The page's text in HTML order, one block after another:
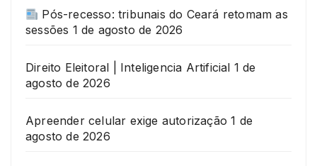
Pós-recesso: tribunais do Ceará retomam as
sessões 1 de agosto de 2026
Direito Eleitoral | Inteligencia Artificial 1 de
agosto de 2026
Apreender celular exige autorização 1 de
agosto de 2026